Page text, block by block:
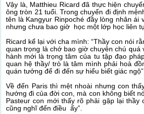
Vậy là, Matthieu Ricard đã thực hiện
ông tròn 21 tuổi. Trong chuyến đi định
tên là Kangyur Rinpoché đầy lòng nhân ái
nhưng chưa bao giờ học một lớp học liên
Ricard kể lại với cha mình: “Thầy con nói
quan trọng là chớ bao giờ chuyên chú
hành mới là trọng tâm của tu tập đạo
quan hệ thầy/ trò là tâm mình phải hoà
quán tưởng để đi đến sự hiểu biết giác
Về đến Paris thì mệt nhoài nhưng con
hướng đi của đời con, mà con không biết
Pasteur con mới thấy rõ phải gặp lại
cũng nghĩ đến điều ấy”.